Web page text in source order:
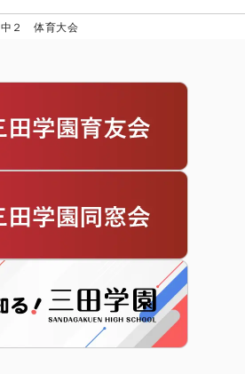
中２ 体育大会